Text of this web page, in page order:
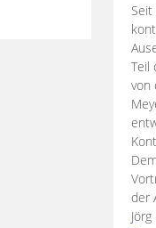
Teil
von
der